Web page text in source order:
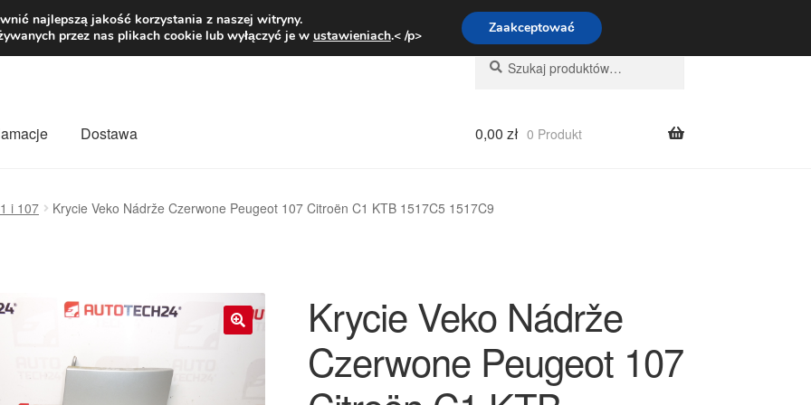
zł Pn.-pt. 9:00-16:00800 003 167
Szukaj:
Szukaj
Dostawa 0,00 zł 0 Produkt
i 107 Krycie Veko Nádrže Czerwone Peugeot 107 Citroën C1 KTB 1517C5 1517C9
Krycie Veko Nádrže
Czerwone Peugeot 107
najlepszą jakość korzystania z naszej witryny.
przez nas plikach cookie lub wyłączyć je w ustawieniach.< /p> Zaakceptować